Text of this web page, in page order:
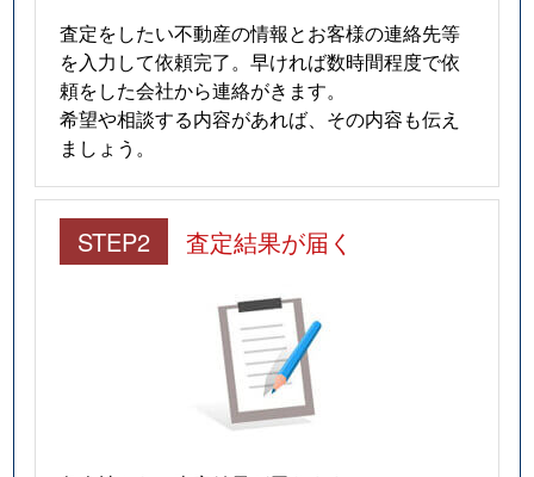
査定をしたい不動産の情報とお客様の連絡先等
を入力して依頼完了。早ければ数時間程度で依
頼をした会社から連絡がきます。
希望や相談する内容があれば、その内容も伝え
ましょう。
STEP2 査定結果が届く